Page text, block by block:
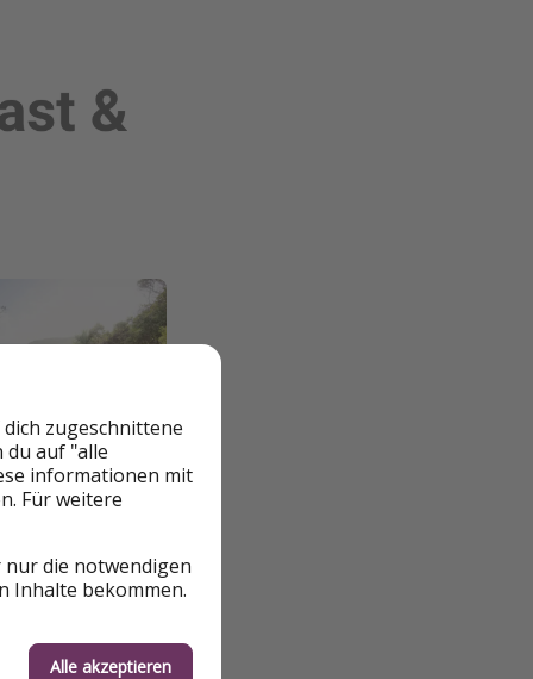
zugeschnittene
du auf "alle
informationen mit
Für weitere
nur die notwendigen
Inhalte bekommen.
Alle akzeptieren